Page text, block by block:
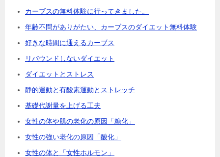
カーブスの無料体験に行ってきました。
年齢不問がありがたい、カーブスのダイエット無料体験
好きな時間に通えるカーブス
リバウンドしないダイエット
ダイエットとストレス
静的運動と有酸素運動とストレッチ
基礎代謝量を上げる工夫
女性の体や肌の老化の原因「糖化」
女性の強い老化の原因「酸化」
女性の体と「女性ホルモン」